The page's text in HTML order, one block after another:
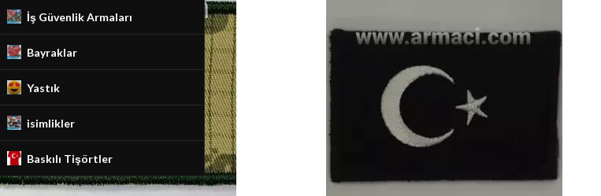
İş Güvenlik Armaları
Bayraklar
Yastık
isimlikler
Baskılı Tişörtler